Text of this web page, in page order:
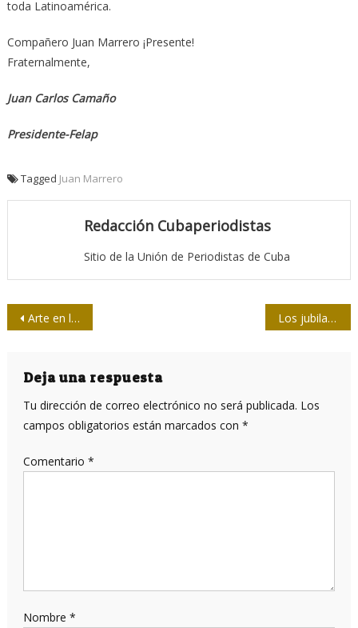
toda Latinoamérica.
Compañero Juan Marrero ¡Presente!
Fraternalmente,
Juan Carlos Camaño
Presidente-Felap
Tagged Juan Marrero
Redacción Cubaperiodistas
Sitio de la Unión de Periodistas de Cuba
Navegación
entradas
Arte en la era de Instagram Los jubilados quieren estar presentes
Deja una respuesta
Tu dirección de correo electrónico no será publicada. Los
campos obligatorios están marcados con *
Comentario *
Nombre *